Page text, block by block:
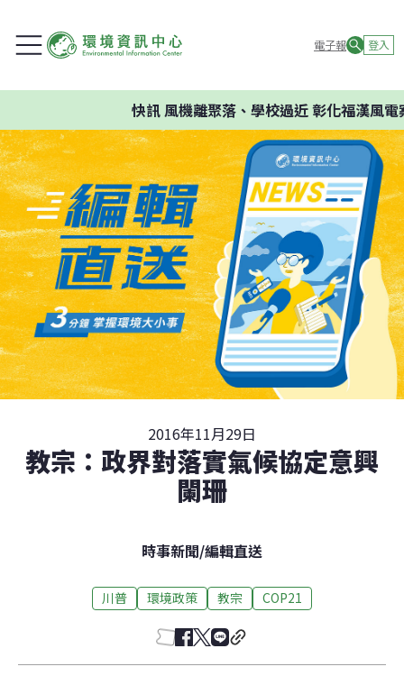
電子報 登入
快訊風機離聚落、學校過近 彰化福漢風電
2016年11月29日
教宗：政界對落實氣候協定意興
闌珊
時事新聞/編輯直送
川普 環境政策 教宗 COP21